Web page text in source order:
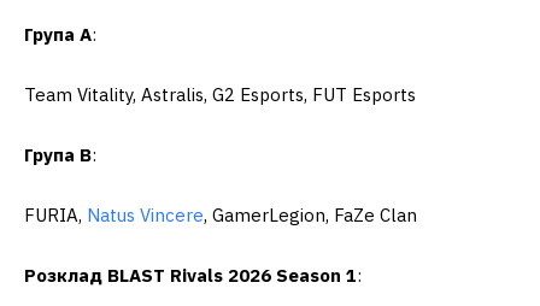
Група A:
Team Vitality, Astralis, G2 Esports, FUT Esports
Група B:
FURIA, Natus Vincere, GamerLegion, FaZe Clan
Розклад BLAST Rivals 2026 Season 1: